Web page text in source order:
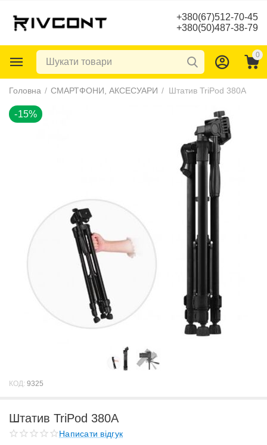
+380(67)512-70-45
+380(50)487-38-79
0
Головна / СМАРТФОНИ, АКСЕСУАРИ / Штатив TriPod 380A
КОД: 9325
Штатив TriPod 380A
Написати відгук